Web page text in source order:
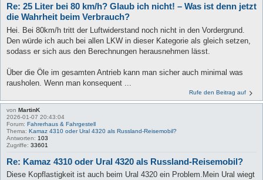
Re: 25 Liter bei 80 km/h? Glaub ich nicht! – Was ist denn jetzt
die Wahrheit beim Verbrauch?
Hei. Bei 80km/h tritt der Luftwiderstand noch nicht in den Vordergrund.
Den würde ich auch bei allen LKW in dieser Kategorie als gleich setzen,
sodass er sich aus den Berechnungen herausnehmen lässt.
Über die Öle im gesamten Antrieb kann man sicher auch minimal was
rausholen. Wenn man konsequent ...
Rufe den Beitrag auf
von MartinK
2026-01-07 20:43:04
Forum: Fahrerhaus & Fahrgestell
Thema: Kamaz 4310 oder Ural 4320 als Russland-Reisemobil?
Antworten: 103
Zugriffe: 33601
Re: Kamaz 4310 oder Ural 4320 als Russland-Reisemobil?
Diese Kopflastigkeit ist auch beim Ural 4320 ein Problem.Mein Ural wiegt